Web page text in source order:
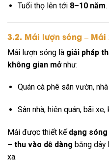
Tuổi thọ lên tới 8–10 năm.
3.2. Mái lượn sóng –
Mái lượn sóng là giải pháp
không gian mởnhư:
Quán cà phê sân vườn,
Sân nhà, hiên quán, bãi xe,
Mái được thiết kế dạng
– thu vào dễ dàng bằng dây
xa.